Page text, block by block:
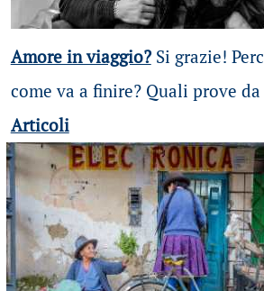
Amore in viaggio?Si grazie!
come va a finire? Quali prove da
Articoli